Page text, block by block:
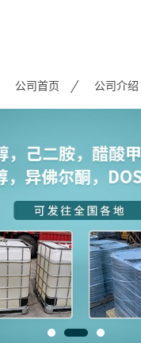
公司首页 公司介绍